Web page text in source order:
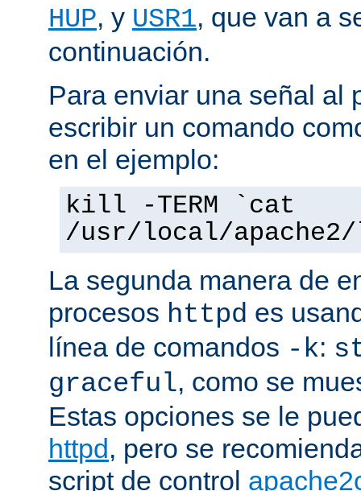
HUP, y USR1, que van a
continuación.
Para enviar una señal al
escribir un comando
en el ejemplo:
kill -TERM `cat
/usr/local/
La segunda manera de
procesos httpd es
línea de comandos -k:
graceful, como se
Estas opciones se le
httpd, pero se
script de control